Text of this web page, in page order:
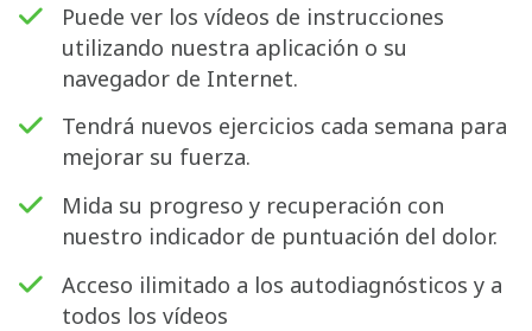
Puede ver los vídeos de instrucciones
utilizando nuestra aplicación o su
navegador de Internet.
Tendrá nuevos ejercicios cada semana para
mejorar su fuerza.
Mida su progreso y recuperación con
nuestro indicador de puntuación del dolor.
Acceso ilimitado a los autodiagnósticos y a
todos los vídeos